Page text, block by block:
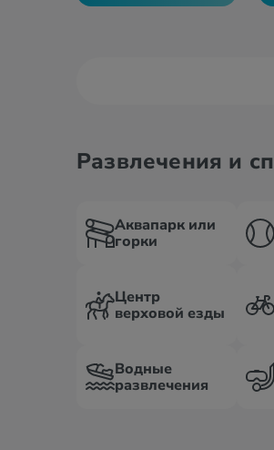
Развлечения и
Аквапарк или
горки
Центр
верховой езды
Водные
развлечения